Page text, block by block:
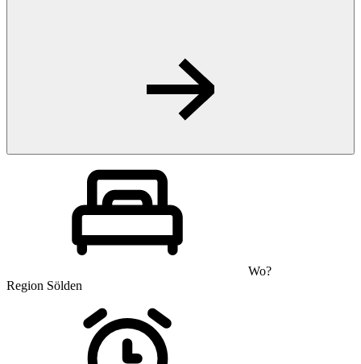
Wo?
Region Sölden